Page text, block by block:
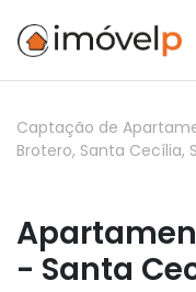
Captação de
Brotero, Santa Cecília,
- Santa